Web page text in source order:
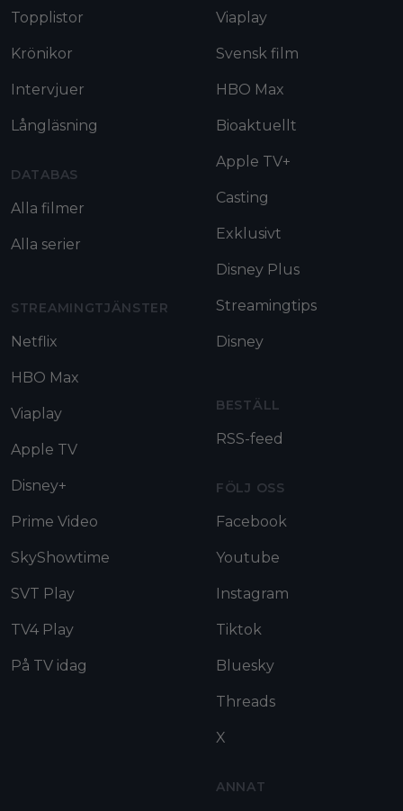
Topplistor
Krönikor
Intervjuer
Långläsning
DATABAS
Alla filmer
Alla serier
STREAMINGTJÄNSTER
Netflix
HBO Max
Viaplay
Apple TV
Disney+
Prime Video
SkyShowtime
SVT Play
TV4 Play
På TV idag
Viaplay
Svensk film
HBO Max
Bioaktuellt
Apple TV+
Casting
Exklusivt
Disney Plus
Streamingtips
Disney
BESTÄLL
RSS-feed
FÖLJ OSS
Facebook
Youtube
Instagram
Tiktok
Bluesky
Threads
X
ANNAT